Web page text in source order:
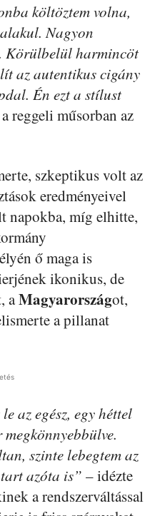
költöztem volna,
Nagyon
Körülbelül harmincöt
az autentikus cigány
Én ezt a stílust
reggeli műsorban az
szkeptikus volt az
eredményeivel
napokba, míg elhitte,
ő maga is
ikonikus, de
aMagyarországot,
a pillanat
az egész, egy héttel
szinte lebegtem az
azóta is” – idézte
a rendszerváltással